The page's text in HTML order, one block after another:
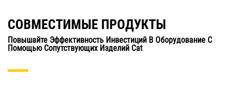
СОВМЕСТИМЫЕ ПРОДУКТЫ
Повышайте Эффективность Инвестиций В Оборудование С
Помощью Сопутствующих Изделий Cat